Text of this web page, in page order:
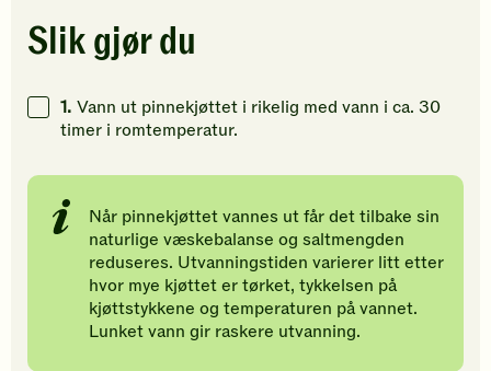
Klikk
for
gi
din
vurdering.
din
vurdering.
din
Slik gjør du
1. Vann ut pinnekjøttet i rikelig med vann i ca. 30
timer i romtemperatur.
Når pinnekjøttet vannes ut får det tilbake sin
naturlige væskebalanse og saltmengden
reduseres. Utvanningstiden varierer litt etter
hvor mye kjøttet er tørket, tykkelsen på
kjøttstykkene og temperaturen på vannet.
Lunket vann gir raskere utvanning.